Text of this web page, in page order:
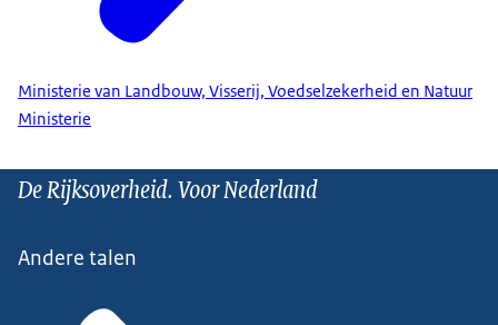
Ministerie van Landbouw, Visserij, Voedselzekerheid en Natuur
Ministerie
De Rijksoverheid. Voor Nederland
Andere talen